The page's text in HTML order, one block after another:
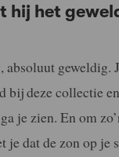
hij het
absoluut geweldig.
bij deze collectie
je zien. En om
je dat de zon op je